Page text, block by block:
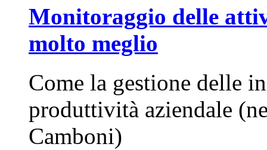
Monitoraggio delle
molto meglio
Come la gestione delle
produttività aziendale
Camboni)